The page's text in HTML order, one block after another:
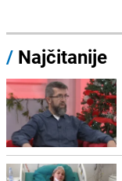
/ Najčitanije